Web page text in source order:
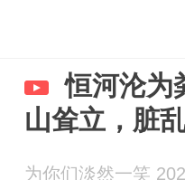
恒河沦为
山耸立，脏
为你们淡然一笑